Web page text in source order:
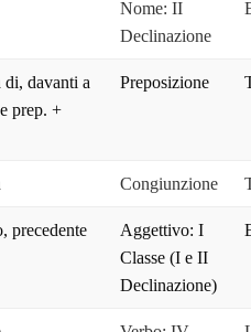
Nome: II
Declinazione
di, davanti a
prep. +
Preposizione
Congiunzione
precedente
Aggettivo: I
Classe (I e II
Declinazione)